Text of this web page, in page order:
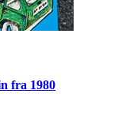
fra 1980